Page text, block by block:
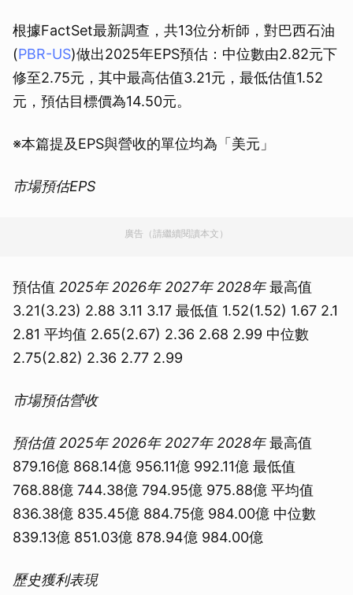
根據FactSet最新調查，共13位分析師，對巴西石油
(PBR-US)做出2025年EPS預估：中位數由2.82元下
修至2.75元，其中最高估值3.21元，最低估值1.52
元，預估目標價為14.50元。
※本篇提及EPS與營收的單位均為「美元」
市場預估EPS
廣告（請繼續閱讀本文）
預估值 2025年 2026年 2027年 2028年最高值
3.21(3.23) 2.88 3.11 3.17 最低值 1.52(1.52) 1.67 2.1
2.81 平均值 2.65(2.67) 2.36 2.68 2.99 中位數
2.75(2.82) 2.36 2.77 2.99
市場預估營收
預估值 2025年 2026年 2027年 2028年最高值
879.16億 868.14億 956.11億 992.11億 最低值
768.88億 744.38億 794.95億 975.88億 平均值
836.38億 835.45億 884.75億 984.00億 中位數
839.13億 851.03億 878.94億 984.00億
歷史獲利表現